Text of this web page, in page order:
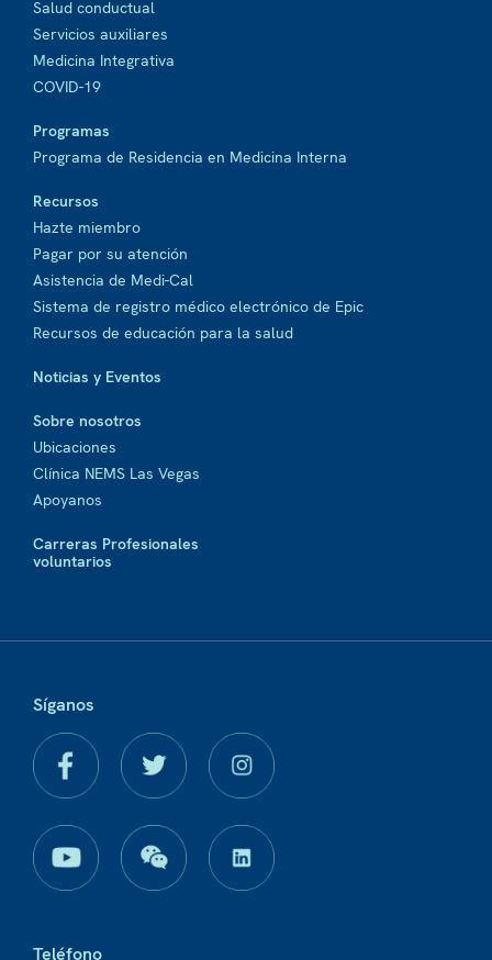
Salud conductual
Servicios auxiliares
Medicina Integrativa
COVID-19
Programas
Programa de Residencia en Medicina Interna
Recursos
Hazte miembro
Pagar por su atención
Asistencia de Medi-Cal
Sistema de registro médico electrónico de Epic
Recursos de educación para la salud
Noticias y Eventos
Sobre nosotros
Ubicaciones
Clínica NEMS Las Vegas
Apoyanos
Carreras Profesionales
voluntarios
Síganos
Teléfono